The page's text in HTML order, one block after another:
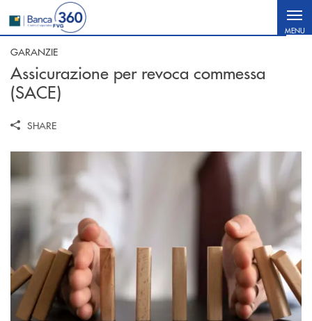
Salta al contenuto principale
MENU
GARANZIE
Assicurazione per revoca commessa
(SACE)
SHARE